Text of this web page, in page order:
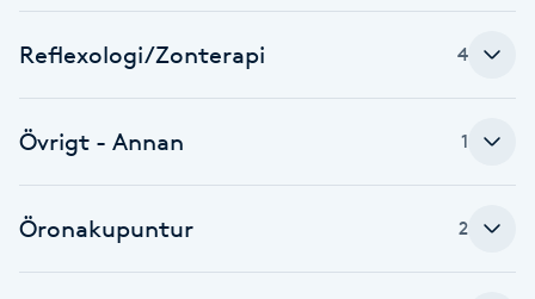
Fettreducering
Fillers
Fotmassage
Fotsvamp
Reflexologi/Zonterapi 4
Övrigt - Annan 1
Öronakupuntur 2